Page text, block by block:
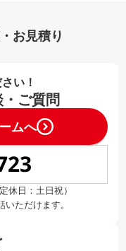
お見積り
い！
ご質問
ムへ
休日：土日祝）
ただけます。